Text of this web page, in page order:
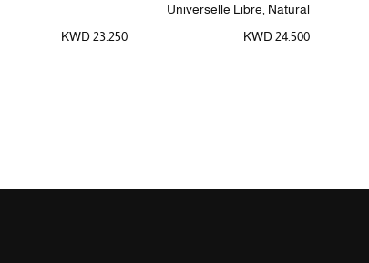
Universelle Libre, Natural
KWD 24.500
KWD 23.250